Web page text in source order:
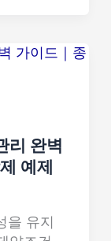
리 완벽
예제
을 유지